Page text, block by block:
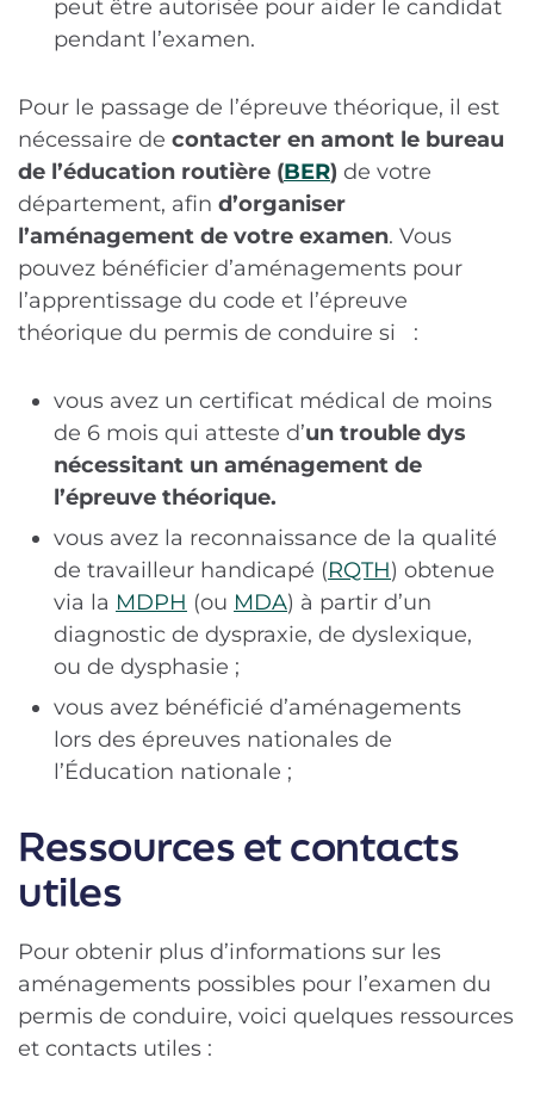
peut être autorisée pour aider le candidat
pendant l’examen.
Pour le passage de l’épreuve théorique, il est
nécessaire de contacter en amont le bureau
de l’éducation routière (BER) de votre
département, afin d’organiser
l’aménagement de votre examen. Vous
pouvez bénéficier d’aménagements pour
l’apprentissage du code et l’épreuve
théorique du permis de conduire si :
vous avez un certificat médical de moins
de 6 mois qui atteste d’un trouble dys
nécessitant un aménagement de
l’épreuve théorique.
vous avez la reconnaissance de la qualité
de travailleur handicapé (RQTH) obtenue
via la MDPH (ou MDA) à partir d’un
diagnostic de dyspraxie, de dyslexique,
ou de dysphasie ;
vous avez bénéficié d’aménagements
lors des épreuves nationales de
l’Éducation nationale ;
Ressources et contacts
utiles
Pour obtenir plus d’informations sur les
aménagements possibles pour l’examen du
permis de conduire, voici quelques ressources
et contacts utiles :